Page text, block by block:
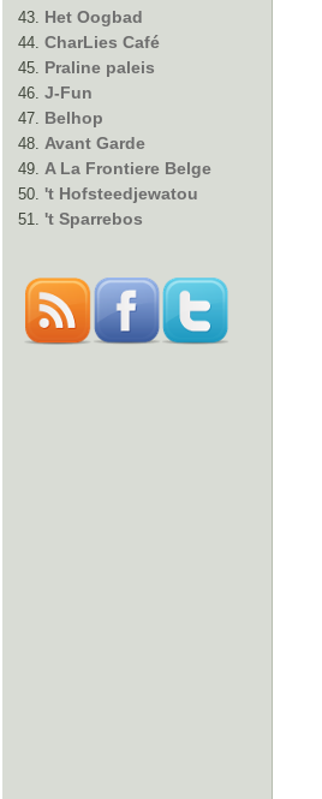
Het Oogbad
CharLies Café
Praline paleis
J-Fun
Belhop
Avant Garde
A La Frontiere Belge
't Hofsteedjewatou
't Sparrebos